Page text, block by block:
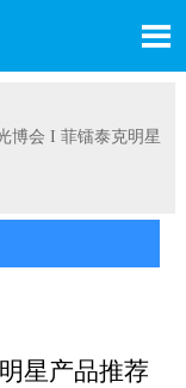

博会 I 菲镭泰克明星
星产品推荐